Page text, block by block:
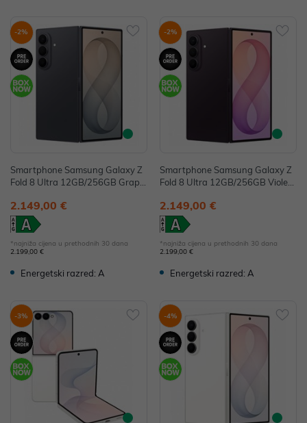
-2%
Smartphone Samsung Galaxy Z
Fold 8 Ultra 12GB/256GB Graphi
2.149,00 €
*najniža cijena u prethodnih 30 dana
2.199,00 €
Energetski razred: A
-2%
Smartphone Samsung Galaxy Z
Fold 8 Ultra 12GB/256GB Violet
2.149,00 €
*najniža cijena u prethodnih 30 dana
2.199,00 €
Energetski razred: A
-3% -4%